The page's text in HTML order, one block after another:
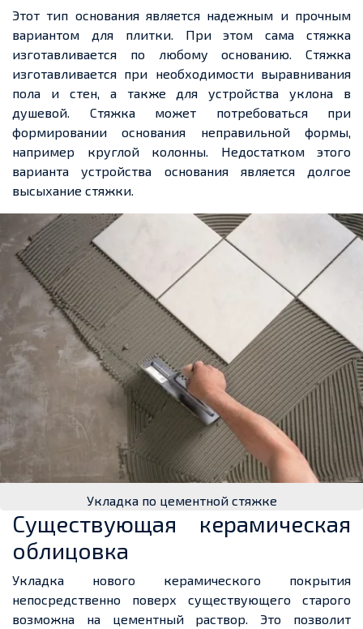
Этот тип основания является надежным и прочным
вариантом для плитки. При этом сама стяжка
изготавливается по любому основанию. Стяжка
изготавливается при необходимости выравнивания
пола и стен, а также для устройства уклона в
душевой. Стяжка может потребоваться при
формировании основания неправильной формы,
например круглой колонны. Недостатком этого
варианта устройства основания является долгое
высыхание стяжки.
Укладка по цементной стяжке
Существующая керамическая
облицовка
Укладка нового керамического покрытия
непосредственно поверх существующего старого
возможна на цементный раствор. Это позволит